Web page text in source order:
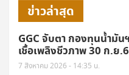
ข่าวล่าสุด
GGC จับตา กองทุนน้ำมั
เชื้อเพลิงชีวภาพ 30 ก.ย
7 สิงหาคม 2026 - 14:35 น.